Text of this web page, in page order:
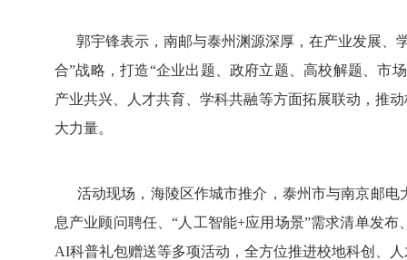
郭宇锋表示，南邮与泰州渊源深厚，在产业发展、
合”战略，打造“企业出题、政府立题、高校解题、市
产业共兴、人才共育、学科共融等方面拓展联动，推
大力量。
活动现场，海陵区作城市推介，泰州市与南京邮电
息产业顾问聘任、“人工智能+应用场景”需求清单发
AI科普礼包赠送等多项活动，全方位推进校地科创、